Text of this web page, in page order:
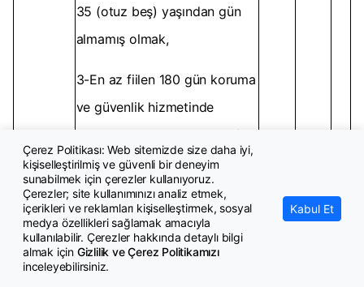
35 (otuz beş) yaşından gün
almamış olmak,
3-En az fiilen 180 gün koruma
ve güvenlik hizmetinde
çalıştığını belgelendirmek, (e-
Devletten alınacak 5414.11
[Güvenlik Görevlisi (Silahsız)
meslek kodunu gösterir
barkodlu SGK Hizmet
Dökümü]
Çerez Politikası: Web sitemizde size daha iyi,
kişiselleştirilmiş ve güvenli bir deneyim
sunabilmek için çerezler kullanıyoruz.
Çerezler; site kullanımınızı analiz etmek,
içerikleri ve reklamları kişiselleştirmek, sosyal
medya özellikleri sağlamak amacıyla
kullanılabilir. Çerezler hakkında detaylı bilgi
almak için Gizlilik ve Çerez Politikamızı
inceleyebilirsiniz.
Kabul Et